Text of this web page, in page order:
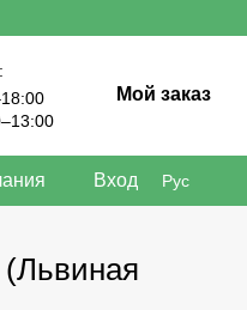
Мой заказ
Вход Рус